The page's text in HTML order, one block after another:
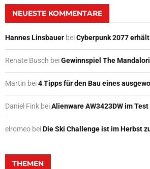
NEUESTE KOMMENTARE
Hannes Linsbauer beiCyberpunk 2077
Renate Busch beiGewinnspiel The
Martin bei4 Tipps für den Bau eines
Daniel Fink beiAlienware AW3423DW im
elromeo beiDie Ski Challenge ist im Herbst
THEMEN